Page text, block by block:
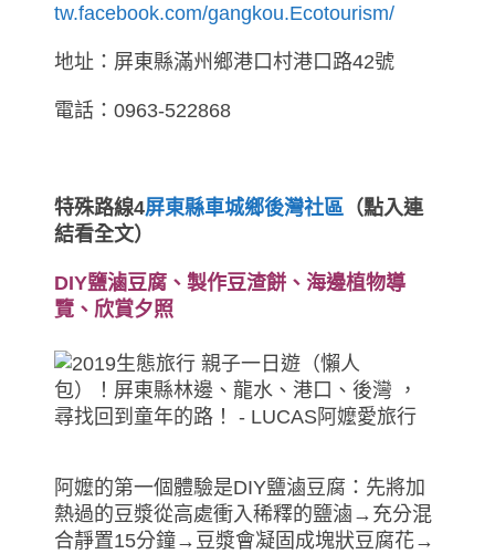
tw.facebook.com/gangkou.Ecotourism/
地址：屏東縣滿州鄉港口村港口路42號
電話：0963-522868
特殊路線4屏東縣車城鄉後灣社區 （點入連
結看全文）
DIY鹽滷豆腐、製作豆渣餅、海邊植物導
覽、欣賞夕照
阿嬤的第一個體驗是DIY鹽滷豆腐：先將加
熱過的豆漿從高處衝入稀釋的鹽滷→充分混
合靜置15分鐘→豆漿會凝固成塊狀豆腐花→